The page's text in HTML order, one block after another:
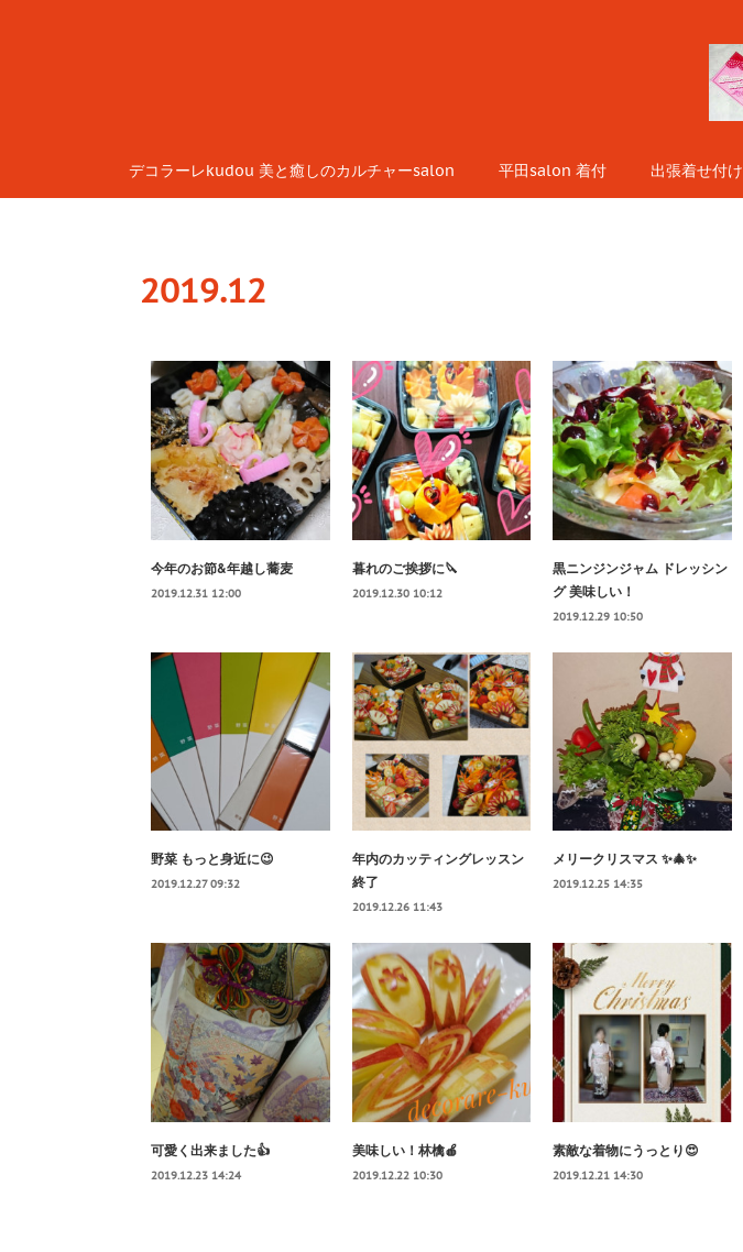
デコラーレkudou 美と癒しのカルチャーsalon 平田salon 着付 出張着せ付け
2019.12
今年のお節&年越し蕎麦
2019.12.31 12:00
暮れのご挨拶に🔪
2019.12.30 10:12
黒ニンジンジャム ドレッシン
グ 美味しい！
2019.12.29 10:50
野菜 もっと身近に😉
2019.12.27 09:32
年内のカッティングレッスン
終了
2019.12.26 11:43
メリークリスマス ✨🎄✨
2019.12.25 14:35
可愛く出来ました👍
2019.12.23 14:24
美味しい！林檎🍎
2019.12.22 10:30
素敵な着物にうっとり😍
2019.12.21 14:30